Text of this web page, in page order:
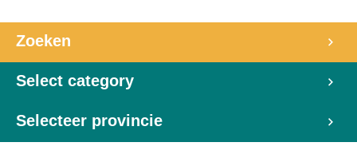
Zoeken
Select category
Selecteer provincie